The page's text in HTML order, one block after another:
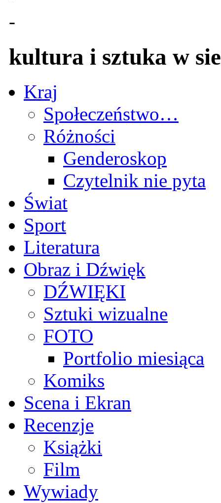
-
kultura i sztuka w
Kraj
Społeczeństwo…
Różności
Genderoskop
Czytelnik nie pyta
Świat
Sport
Literatura
Obraz i Dźwięk
DŹWIĘKI
Sztuki wizualne
FOTO
Portfolio miesiąca
Komiks
Scena i Ekran
Recenzje
Książki
Film
Wywiady